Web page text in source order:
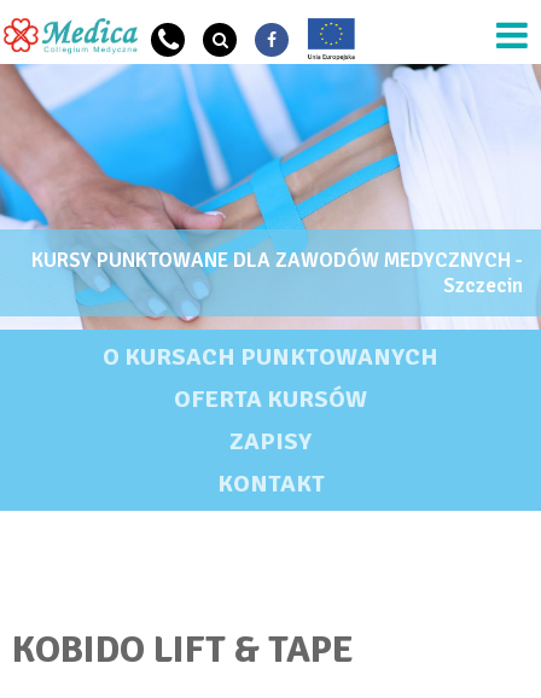
Przejdź do treści
OG Szkoła Nazwa
KURSY PUNKTOWANE DLA ZAWODÓW MEDYCZNYCH -
Szczecin
O KURSACH PUNKTOWANYCH
OFERTA KURSÓW
ZAPISY
KONTAKT
KOBIDO LIFT & TAPE